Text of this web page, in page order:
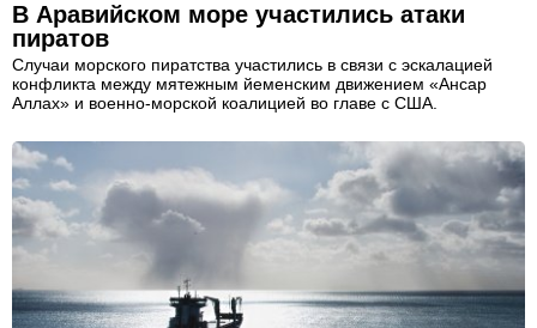
В Аравийском море участились атаки
пиратов
Случаи морского пиратства участились в связи с эскалацией
конфликта между мятежным йеменским движением «Ансар
Аллах» и военно-морской коалицией во главе с США.